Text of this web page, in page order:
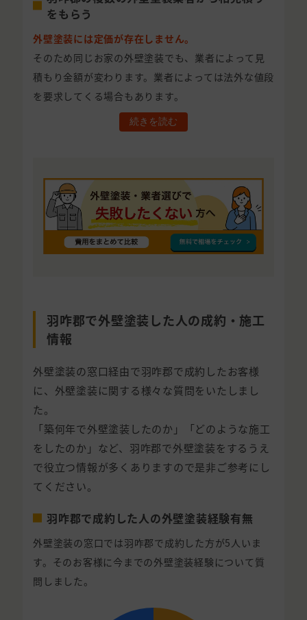
をもらう
外壁塗装には定価が存在しません。
そのため同じお家の外壁塗装でも、業者によって見
積もり金額が変わります。業者によっては法外な値段
を要求してくる場合もあります。
続きを読む
羽咋郡で外壁塗装した人の成約・施工
情報
外壁塗装の窓口経由で羽咋郡で成約したお客様
に、外壁塗装に関する様々な質問をいたしまし
た。
「築何年で外壁塗装したのか」「どのような施工
をしたのか」など、羽咋郡で外壁塗装をするうえ
で役立つ情報が多くありますので是非ご参考にし
てください。
羽咋郡で成約した人の外壁塗装経験有無
外壁塗装の窓口では羽咋郡で成約した方が5人いま
す。そのお客様に今までの外壁塗装経験について質
問しました。